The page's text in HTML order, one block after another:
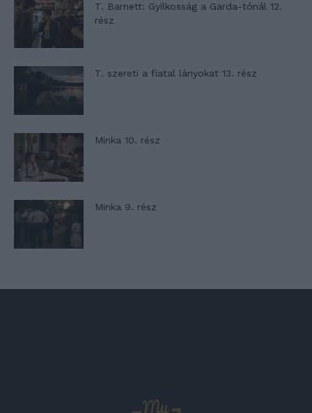
T. Barnett: Gyilkosság a Garda-tónál 12.
rész
T. szereti a fiatal lányokat 13. rész
Minka 10. rész
Minka 9. rész